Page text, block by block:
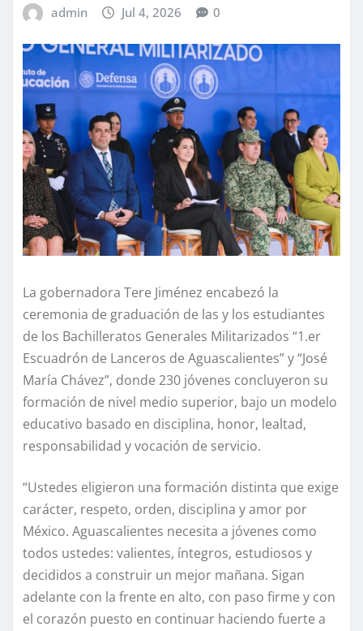
admin Jul 4, 2026 0
La gobernadora Tere Jiménez encabezó la
ceremonia de graduación de las y los estudiantes
de los Bachilleratos Generales Militarizados “1.er
Escuadrón de Lanceros de Aguascalientes” y “José
María Chávez”, donde 230 jóvenes concluyeron su
formación de nivel medio superior, bajo un modelo
educativo basado en disciplina, honor, lealtad,
responsabilidad y vocación de servicio.
“Ustedes eligieron una formación distinta que exige
carácter, respeto, orden, disciplina y amor por
México. Aguascalientes necesita a jóvenes como
todos ustedes: valientes, íntegros, estudiosos y
decididos a construir un mejor mañana. Sigan
adelante con la frente en alto, con paso firme y con
el corazón puesto en continuar haciendo fuerte a